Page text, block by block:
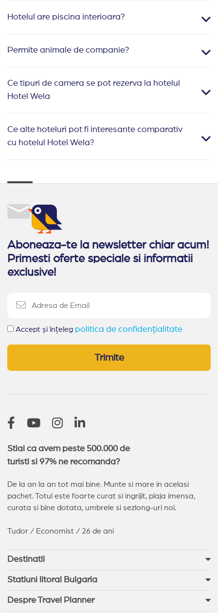
Hotelul are piscina interioara?
Permite animale de companie?
Ce tipuri de camera se pot rezerva la hotelul
Hotel Wela
Ce alte hoteluri pot fi interesante comparativ
cu hotelul Hotel Wela?
Aboneaza-te la newsletter chiar acum!
Primesti oferte speciale si informatii
exclusive!
Accept și înțeleg politica de confidențialitate
Trimite
Stiai ca avem peste 500.000 de
turisti si 97% ne recomanda?
De la an la an tot mai bine. Munte si mare in acelasi
pachet. Totul este foarte curat si ingrijit, plaja imensa,
curata si bine dotata, umbrele si sezlong-uri noi.
Tudor / Economist / 26 de ani
Destinatii
Statiuni litoral Bulgaria
Despre Travel Planner